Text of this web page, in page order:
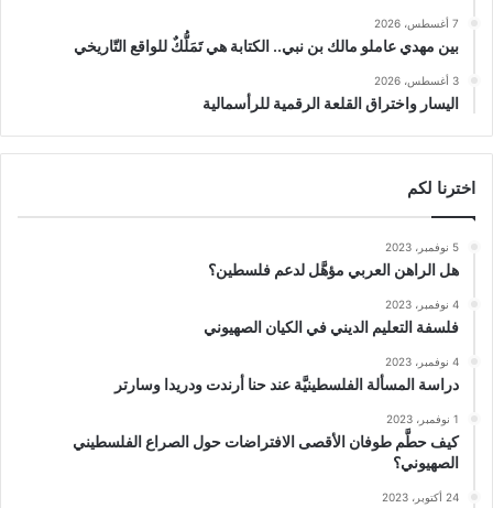
7 أغسطس، 2026
بين مهدي عاملو مالك بن نبي.. الكتابة هي تَمَلُّكٌ للواقع التّاريخي
3 أغسطس، 2026
اليسار واختراق القلعة الرقمية للرأسمالية
اخترنا لكم
5 نوفمبر، 2023
هل الراهن العربي مؤهَّل لدعم فلسطين؟
4 نوفمبر، 2023
فلسفة التعليم الديني في الكيان الصهيوني
4 نوفمبر، 2023
دراسة المسألة الفلسطينيَّة عند حنا أرندت ودريدا وسارتر
1 نوفمبر، 2023
كيف حطَّم طوفان الأقصى الافتراضات حول الصراع الفلسطيني
الصهيوني؟
24 أكتوبر، 2023